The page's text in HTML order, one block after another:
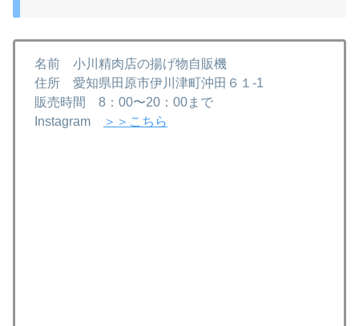
名前 小川精肉店の揚げ物自販機
住所 愛知県田原市伊川津町沖田６１-1
販売時間 8：00〜20：00まで
Instagram
＞＞こちら